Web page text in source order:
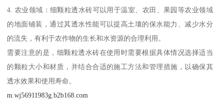
4. 农业领域：细颗粒透水砖可以用于温室、农田、果园等农业领域
的地面铺装，通过其透水性能可以提高土壤的保水能力、减少水分
的流失，有利于农作物的生长和水资源的合理利用。
需要注意的是，细颗粒透水砖在使用时需要根据具体情况选择适当
的颗粒大小和材质，并结合合适的施工方法和管理措施，以确保其
透水效果和使用寿命。
m.wj56911983g.b2b168.com